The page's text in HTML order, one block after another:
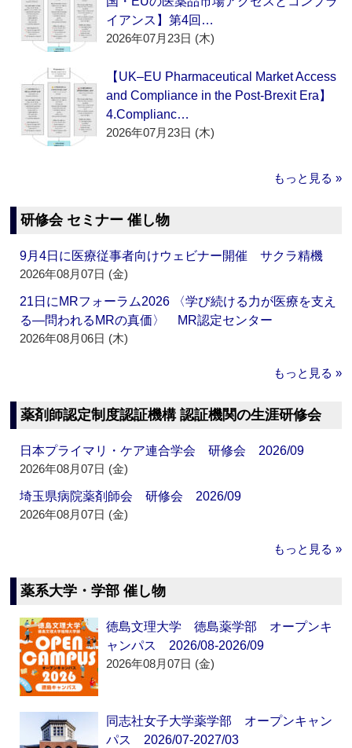
イアンス】第4回…
2026年07月23日 (木)
【UK–EU Pharmaceutical Market Access
and Compliance in the Post-Brexit Era】
4.Complianc…
2026年07月23日 (木)
もっと見る »
研修会 セミナー 催し物
9月4日に医療従事者向けウェビナー開催 サクラ精機
2026年08月07日 (金)
21日にMRフォーラム2026 〈学び続ける力が医療を支え
る―問われるMRの真価〉 MR認定センター
2026年08月06日 (木)
もっと見る »
薬剤師認定制度認証機構 認証機関の生涯研修会
日本プライマリ・ケア連合学会 研修会 2026/09
2026年08月07日 (金)
埼玉県病院薬剤師会 研修会 2026/09
2026年08月07日 (金)
もっと見る »
薬系大学・学部 催し物
徳島文理大学 徳島薬学部 オープンキ
ャンパス 2026/08-2026/09
2026年08月07日 (金)
同志社女子大学薬学部 オープンキャン
パス 2026/07-2027/03